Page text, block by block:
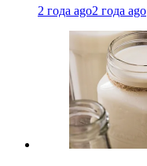
2 года ago2 года ago